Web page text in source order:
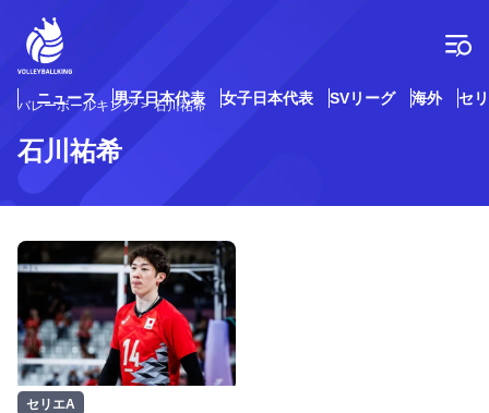
テ
ツ
プ
ニュース 男子日本代表 女子日本代表 SVリーグ 海外 セ
バレーボールキング 石川祐希
石川祐希
セリエA